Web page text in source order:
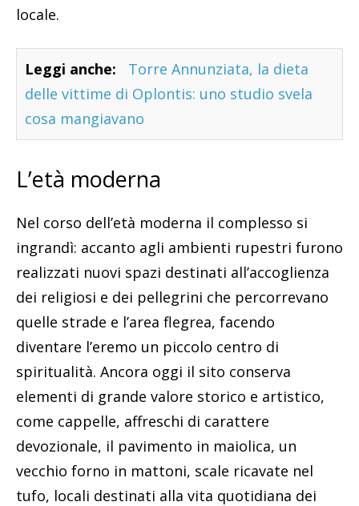
locale.
Leggi anche:
Torre Annunziata, la dieta
delle vittime di Oplontis: uno studio svela
cosa mangiavano
L’età moderna
Nel corso dell’età moderna il complesso si
ingrandì: accanto agli ambienti rupestri furono
realizzati nuovi spazi destinati all’accoglienza
dei religiosi e dei pellegrini che percorrevano
quelle strade e l’area flegrea, facendo
diventare l’eremo un piccolo centro di
spiritualità. Ancora oggi il sito conserva
elementi di grande valore storico e artistico,
come cappelle, affreschi di carattere
devozionale, il pavimento in maiolica, un
vecchio forno in mattoni, scale ricavate nel
tufo, locali destinati alla vita quotidiana dei